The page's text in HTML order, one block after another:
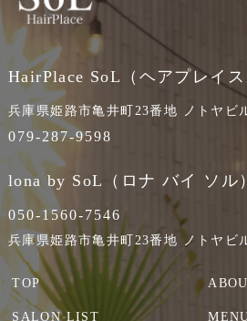
HairPlace SoL（ヘアプレイス
兵庫県姫路市亀井町23番地 ノトヤビ
079-287-9598
lona by SoL（ロナ バイ ソル）
050-1560-7546
兵庫県姫路市亀井町23番地 ノトヤビ
TOP
SALON LIST